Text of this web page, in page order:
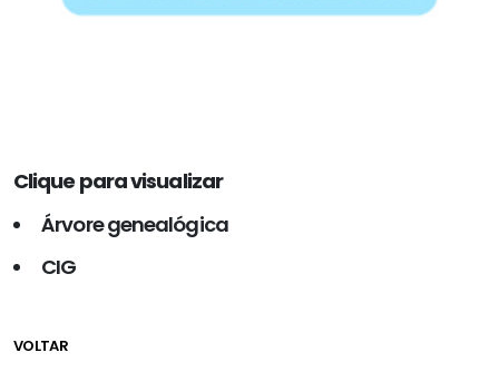
Clique para visualizar
Árvore genealógica
CIG
VOLTAR